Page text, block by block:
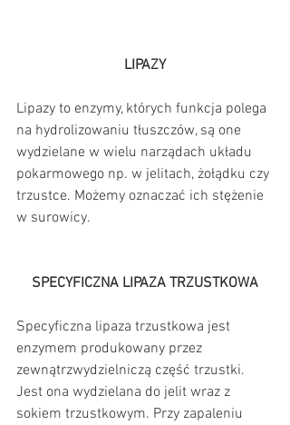
LIPAZY
Lipazy to enzymy, których funkcja polega
na hydrolizowaniu tłuszczów, są one
wydzielane w wielu narządach układu
pokarmowego np. w jelitach, żołądku czy
trzustce. Możemy oznaczać ich stężenie
w surowicy.
SPECYFICZNA LIPAZA TRZUSTKOWA
Specyficzna lipaza trzustkowa jest
enzymem produkowany przez
zewnątrzwydzielniczą część trzustki.
Jest ona wydzielana do jelit wraz z
sokiem trzustkowym. Przy zapaleniu